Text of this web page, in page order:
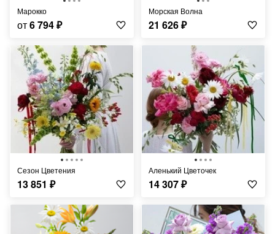
Марокко
от6 794₽
Морская Волна
21 626₽
Сезон Цветения
13 851 ₽
Аленький Цветочек
14 307₽